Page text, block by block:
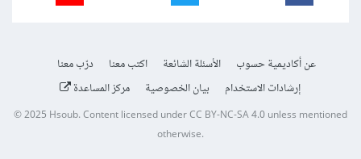
عن أكاديمية حسوب الأسئلة الشائعة اكتب معنا
درّب معنا
إرشادات الاستخدام
بيان الخصوصية مركز المساعدة
© 2025Hsoub.Content licensed underCC BY-NC-SA 4.0unless mentioned
otherwise.